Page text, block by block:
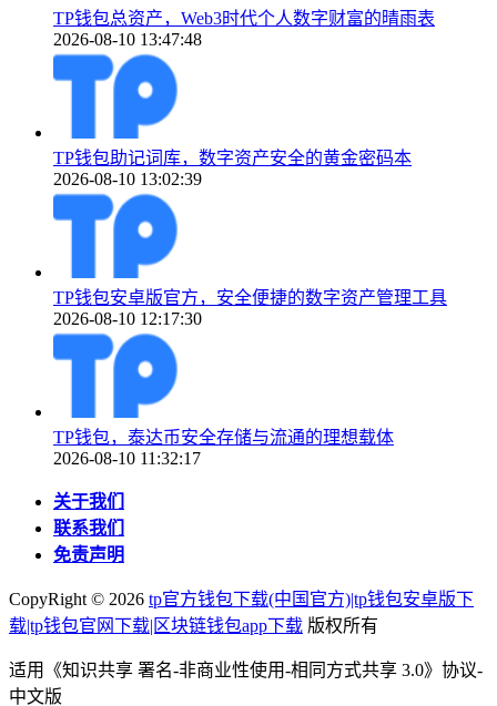
TP钱包总资产，Web3时代个人数字财富的晴雨表
2026-08-10 13:47:48
TP钱包助记词库，数字资产安全的黄金密码本
2026-08-10 13:02:39
TP钱包安卓版官方，安全便捷的数字资产管理工具
2026-08-10 12:17:30
TP钱包，泰达币安全存储与流通的理想载体
2026-08-10 11:32:17
关于我们
联系我们
免责声明
CopyRight © 2026 tp官方钱包下载(中国官方)|tp钱包安卓版下
载|tp钱包官网下载|区块链钱包app下载 版权所有
适用《知识共享 署名-非商业性使用-相同方式共享 3.0》协议-
中文版